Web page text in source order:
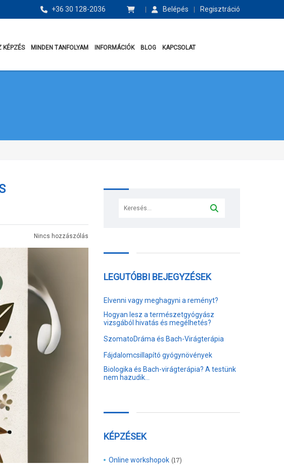
Belépés Regisztráció
+36 30 128-2036
KÉPZÉS MINDEN TANFOLYAM INFORMÁCIÓK BLOG KAPCSOLAT
Nincs hozzászólás
Keresés:
LEGUTÓBBI BEJEGYZÉSEK
Elvenni vagy meghagyni a reményt?
Hogyan lesz a természetgyógyász
vizsgából hivatás és megélhetés?
SzomatoDráma és Bach-Virágterápia
Fájdalomcsillapító gyógynövények
Biologika és Bach-virágterápia? A testünk
nem hazudik…
KÉPZÉSEK
Online workshopok (17)